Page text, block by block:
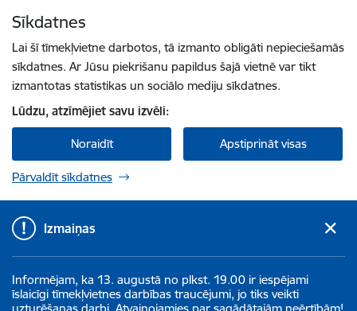
Sīkdatnes
Lai šī tīmekļvietne darbotos, tā izmanto obligāti nepieciešamās
sīkdatnes. Ar Jūsu piekrišanu papildus šajā vietnē var tikt
izmantotas statistikas un sociālo mediju sīkdatnes.
Lūdzu, atzīmējiet savu izvēli:
Noraidīt Apstiprināt visas
Pārvaldīt sīkdatnes
Izmaiņas
Informējam, ka 13. augustā no plkst. 19.00 ir iespējami
īslaicīgi tīmekļvietnes darbības traucējumi, jo tiks veikti